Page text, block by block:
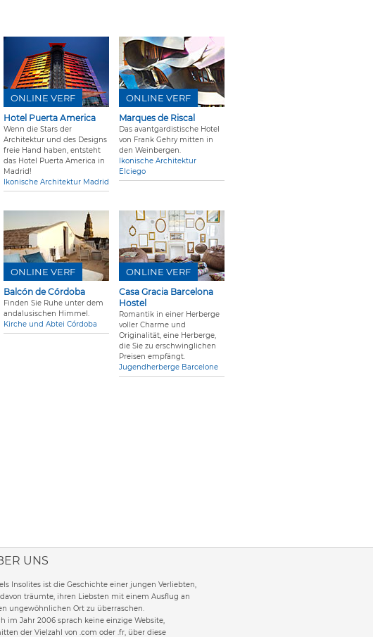
Hotel Puerta America
Wenn die Stars der
Architektur und des Designs
freie Hand haben, entsteht
das Hotel Puerta America in
Madrid!
Ikonische Architektur Madrid
ONLINE VERF
Marques de Riscal
Das avantgardistische Hotel
von Frank Gehry mitten in
den Weinbergen.
Ikonische Architektur
Elciego
ONLINE VERF
Balcón de Córdoba
Finden Sie Ruhe unter dem
andalusischen Himmel.
Kirche und Abtei Córdoba
ONLINE VERF
Casa Gracia Barcelona
Hostel
Romantik in einer Herberge
voller Charme und
Originalität, eine Herberge,
die Sie zu erschwinglichen
Preisen empfängt.
Jugendherberge Barcelone
ONLINE VERF
UNS
Insolites ist die Geschichte einer jungen Verliebten,
träumte, ihren Liebsten mit einem Ausflug an
ungewöhnlichen Ort zu überraschen.
im Jahr 2006 sprach keine einzige Website,
der Vielzahl von .com oder .fr, über diese